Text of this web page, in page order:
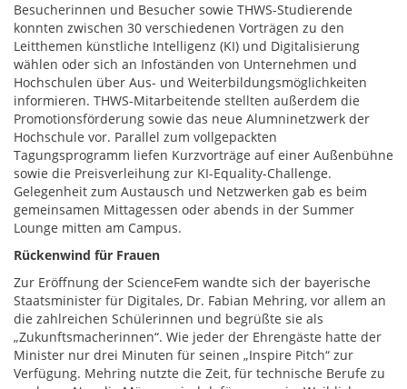
Besucherinnen und Besucher sowie THWS-Studierende
konnten zwischen 30 verschiedenen Vorträgen zu den
Leitthemen künstliche Intelligenz (KI) und Digitalisierung
wählen oder sich an Infoständen von Unternehmen und
Hochschulen über Aus- und Weiterbildungsmöglichkeiten
informieren. THWS-Mitarbeitende stellten außerdem die
Promotionsförderung sowie das neue Alumninetzwerk der
Hochschule vor. Parallel zum vollgepackten
Tagungsprogramm liefen Kurzvorträge auf einer Außenbühne
sowie die Preisverleihung zur KI-Equality-Challenge.
Gelegenheit zum Austausch und Netzwerken gab es beim
gemeinsamen Mittagessen oder abends in der Summer
Lounge mitten am Campus.
Rückenwind für Frauen
Zur Eröffnung der ScienceFem wandte sich der bayerische
Staatsminister für Digitales, Dr. Fabian Mehring, vor allem an
die zahlreichen Schülerinnen und begrüßte sie als
„Zukunftsmacherinnen“. Wie jeder der Ehrengäste hatte der
Minister nur drei Minuten für seinen „Inspire Pitch“ zur
Verfügung. Mehring nutzte die Zeit, für technische Berufe zu